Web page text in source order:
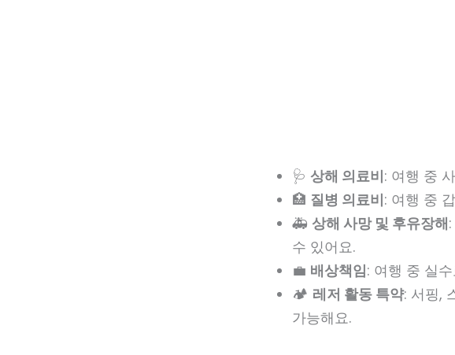
🩺 상해 의료비: 여행 중
🏥 질병 의료비: 여행 중
🚑 상해 사망 및 후유장해
수 있어요.
💼 배상책임: 여행 중 실
🏕️ 레저 활동 특약: 서핑,
가능해요.